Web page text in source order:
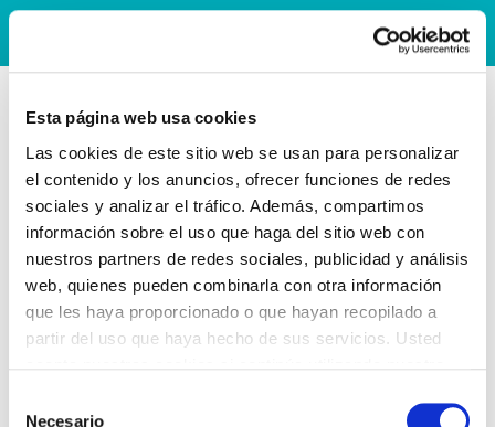
Esta página web usa cookies
Las cookies de este sitio web se usan para personalizar
el contenido y los anuncios, ofrecer funciones de redes
sociales y analizar el tráfico. Además, compartimos
información sobre el uso que haga del sitio web con
nuestros partners de redes sociales, publicidad y análisis
web, quienes pueden combinarla con otra información
que les haya proporcionado o que hayan recopilado a
partir del uso que haya hecho de sus servicios. Usted
Necesario